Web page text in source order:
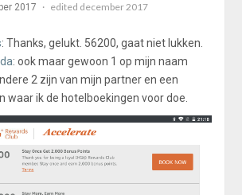
2017 edited december 2017
: Thanks, gelukt. 56200, gaat niet lukken.
: ook maar gewoon 1 op mijn naam
2 zijn van mijn partner en een
waar ik de hotelboekingen voor doe.